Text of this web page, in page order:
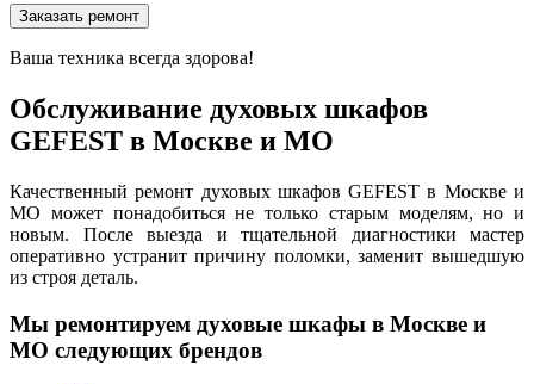
Заказать ремонт
Ваша техника всегда здорова!
Обслуживание духовых шкафов
GEFEST в Москве и МО
Качественный ремонт духовых шкафов GEFEST в Москве и
МО может понадобиться не только старым моделям, но и
новым. После выезда и тщательной диагностики мастер
оперативно устранит причину поломки, заменит вышедшую
из строя деталь.
Мы ремонтируем духовые шкафы в Москве и
МО следующих брендов